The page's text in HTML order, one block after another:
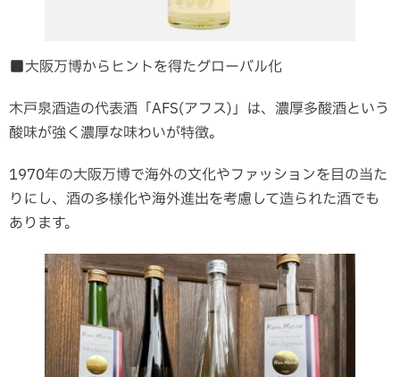
大阪万博からヒントを得たグローバル化
木戸泉酒造の代表酒「AFS(アフス)」は、濃厚多酸酒という
酸味が強く濃厚な味わいが特徴。
1970年の大阪万博で海外の文化やファッションを目の当た
りにし、酒の多様化や海外進出を考慮して造られた酒でも
あります。